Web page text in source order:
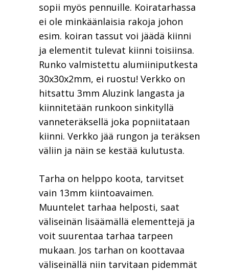
sopii myös pennuille. Koiratarhassa
ei ole minkäänlaisia rakoja johon
esim. koiran tassut voi jäädä kiinni
ja elementit tulevat kiinni toisiinsa.
Runko valmistettu alumiiniputkesta
30x30x2mm, ei ruostu! Verkko on
hitsattu 3mm Aluzink langasta ja
kiinnitetään runkoon sinkityllä
vanneteräksellä joka popniitataan
kiinni. Verkko jää rungon ja teräksen
väliin ja näin se kestää kulutusta.
Tarha on helppo koota, tarvitset
vain 13mm kiintoavaimen.
Muuntelet tarhaa helposti, saat
väliseinän lisäämällä elementtejä ja
voit suurentaa tarhaa tarpeen
mukaan. Jos tarhan on koottavaa
väliseinällä niin tarvitaan pidemmät